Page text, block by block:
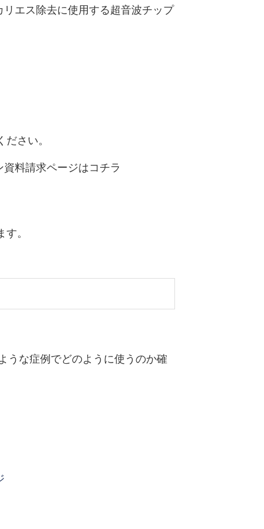
エス除去に使用する超音波チップ
さい。
料請求ページはコチラ
。
うな症例でどのように使うのか確